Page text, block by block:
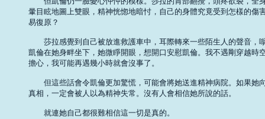
暈目眩地圖上雙眼，精神恍惚地暗忖，自己的身體究竟受到怎樣的
易復原？
莎拉感覺到自己被放進救護車中，耳際轉來一些陌生人的聲音，
凱倫在她身畔坐下，她微睜開眼，想開口安慰凱倫。我不遇剛穿越
擔心，我可能再遇幾小時就會沒事了。
但這些話會令凱倫更加驚慌，可能會將她送進精神病院。如果她
真相，一定會被人以為精神失常。沒有人會相信她所說的話。
就連她自己都很難相信這一切是真的。